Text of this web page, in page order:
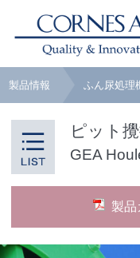
製品情報 ふん尿処理
ピット
GEA
製品